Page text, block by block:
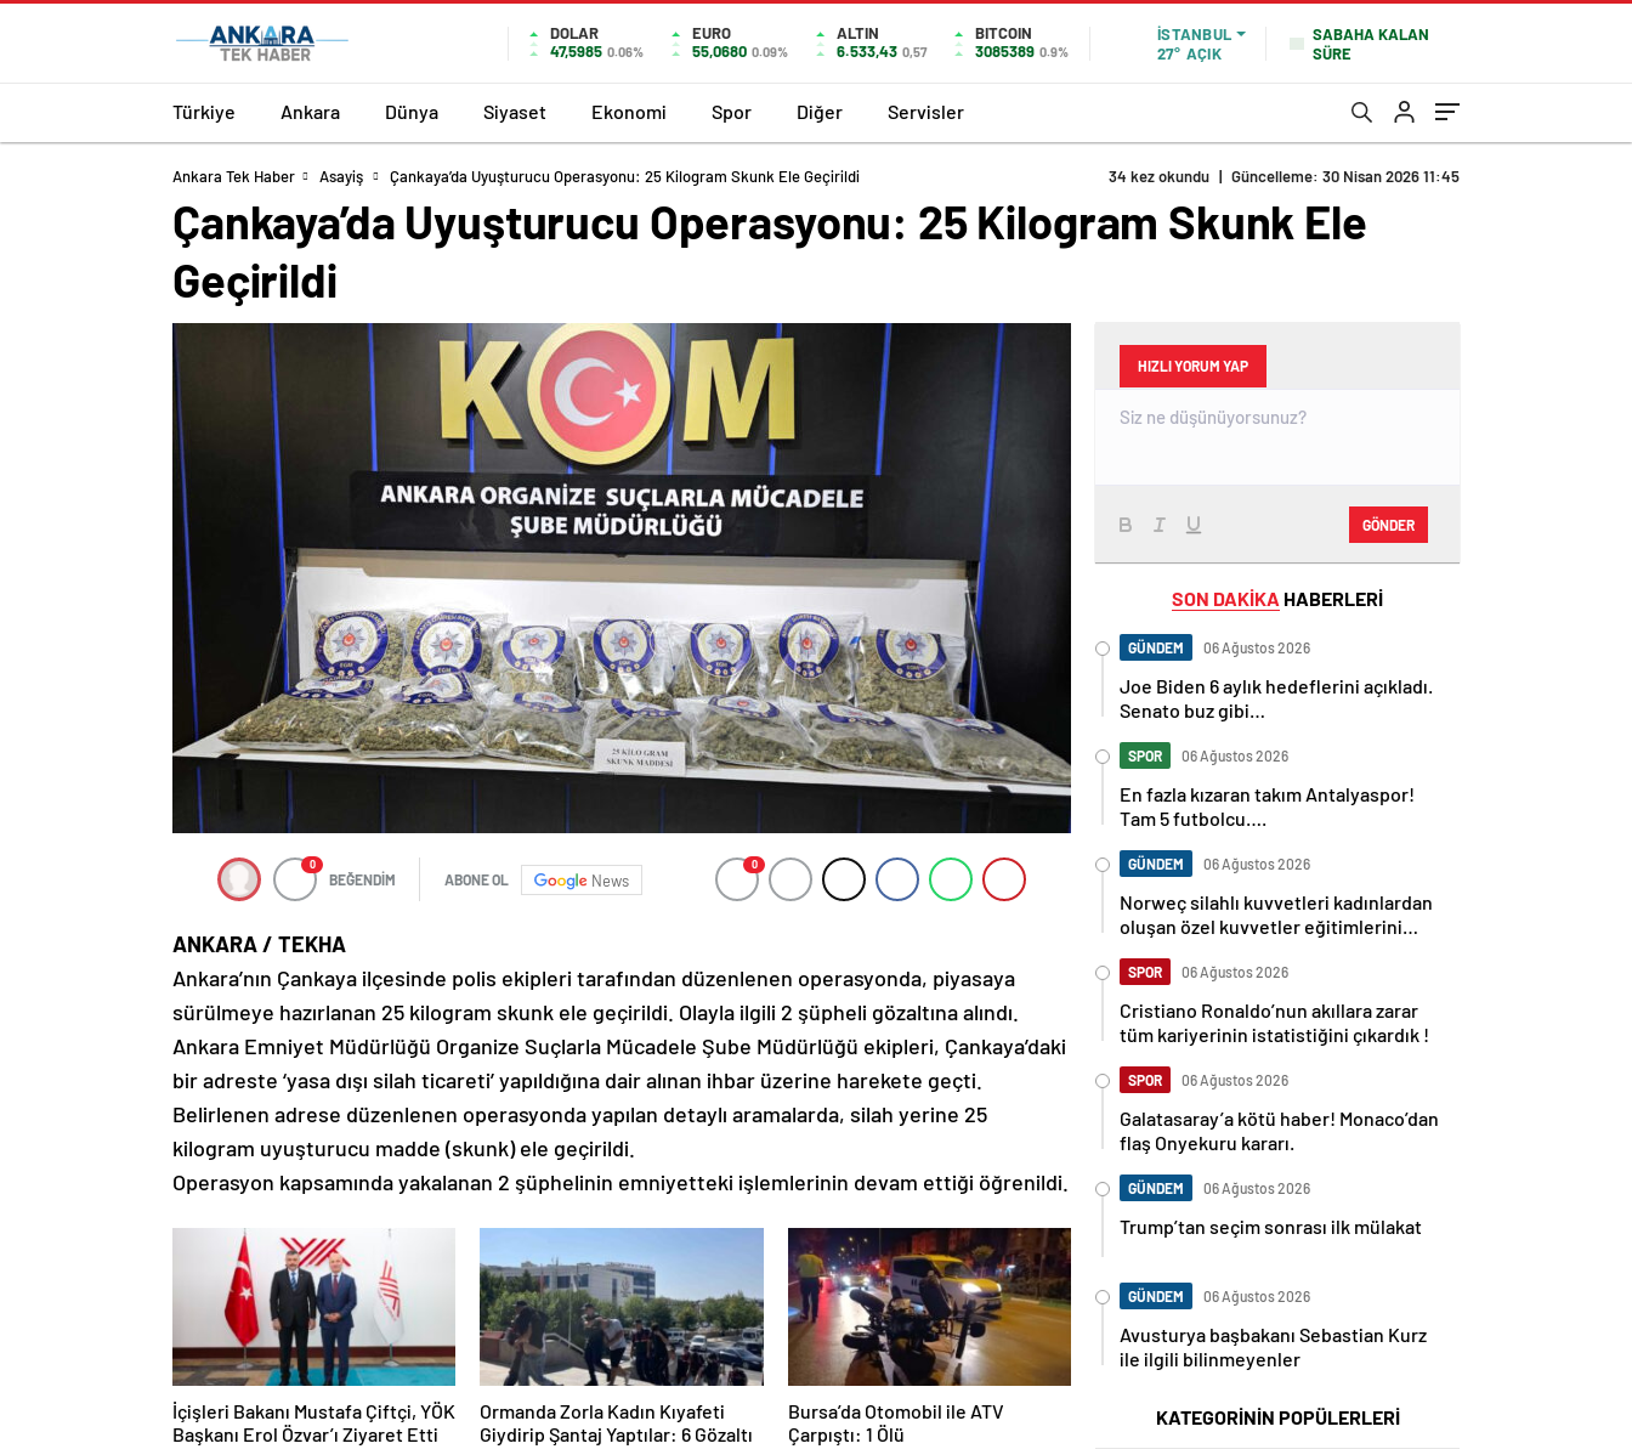
DOLAR
47,5985 0.06%
EURO
55,0680 0.09%
ALTIN
6.533,43 0,57
BITCOIN
3085389 0.9%
İSTANBUL
27° AÇIK
SABAHA KALAN
SÜRE
Türkiye Ankara Dünya Siyaset Ekonomi Spor Diğer Servisler
Ankara Tek Haber Asayiş Çankaya’da Uyuşturucu Operasyonu: 25 Kilogram Skunk Ele Geçirildi 34 kez okundu | Güncelleme: 30 Nisan 2026 11:45
Çankaya’da Uyuşturucu Operasyonu: 25 Kilogram Skunk Ele
Geçirildi
0
BEĞENDİM ABONE OL News
0
ANKARA / TEKHA
Ankara’nın Çankaya ilçesinde polis ekipleri tarafından düzenlenen operasyonda, piyasaya
sürülmeye hazırlanan 25 kilogram skunk ele geçirildi. Olayla ilgili 2 şüpheli gözaltına alındı.
Ankara Emniyet Müdürlüğü Organize Suçlarla Mücadele Şube Müdürlüğü ekipleri, Çankaya’daki
bir adreste ‘yasa dışı silah ticareti’ yapıldığına dair alınan ihbar üzerine harekete geçti.
Belirlenen adrese düzenlenen operasyonda yapılan detaylı aramalarda, silah yerine 25
kilogram uyuşturucu madde (skunk) ele geçirildi.
Operasyon kapsamında yakalanan 2 şüphelinin emniyetteki işlemlerinin devam ettiği öğrenildi.
İçişleri Bakanı Mustafa Çiftçi, YÖK
Başkanı Erol Özvar’ı Ziyaret Etti
Ormanda Zorla Kadın Kıyafeti
Giydirip Şantaj Yaptılar: 6 Gözaltı
Bursa’da Otomobil ile ATV
Çarpıştı: 1 Ölü
HIZLI YORUM YAP
GÖNDER
SON DAKİKA HABERLERİ
GÜNDEM 06 Ağustos 2026
Joe Biden 6 aylık hedeflerini açıkladı.
Senato buz gibi…
SPOR 06 Ağustos 2026
En fazla kızaran takım Antalyaspor!
Tam 5 futbolcu….
GÜNDEM 06 Ağustos 2026
Norweç silahlı kuvvetleri kadınlardan
oluşan özel kuvvetler eğitimlerini
SPOR 06 Ağustos 2026
Cristiano Ronaldo’nun akıllara zarar
tüm kariyerinin istatistiğini çıkardık !
SPOR 06 Ağustos 2026
Galatasaray’a kötü haber! Monaco’dan
flaş Onyekuru kararı.
GÜNDEM 06 Ağustos 2026
Trump’tan seçim sonrası ilk mülakat
GÜNDEM 06 Ağustos 2026
Avusturya başbakanı Sebastian Kurz
ile ilgili bilinmeyenler
KATEGORİNİN POPÜLERLERİ